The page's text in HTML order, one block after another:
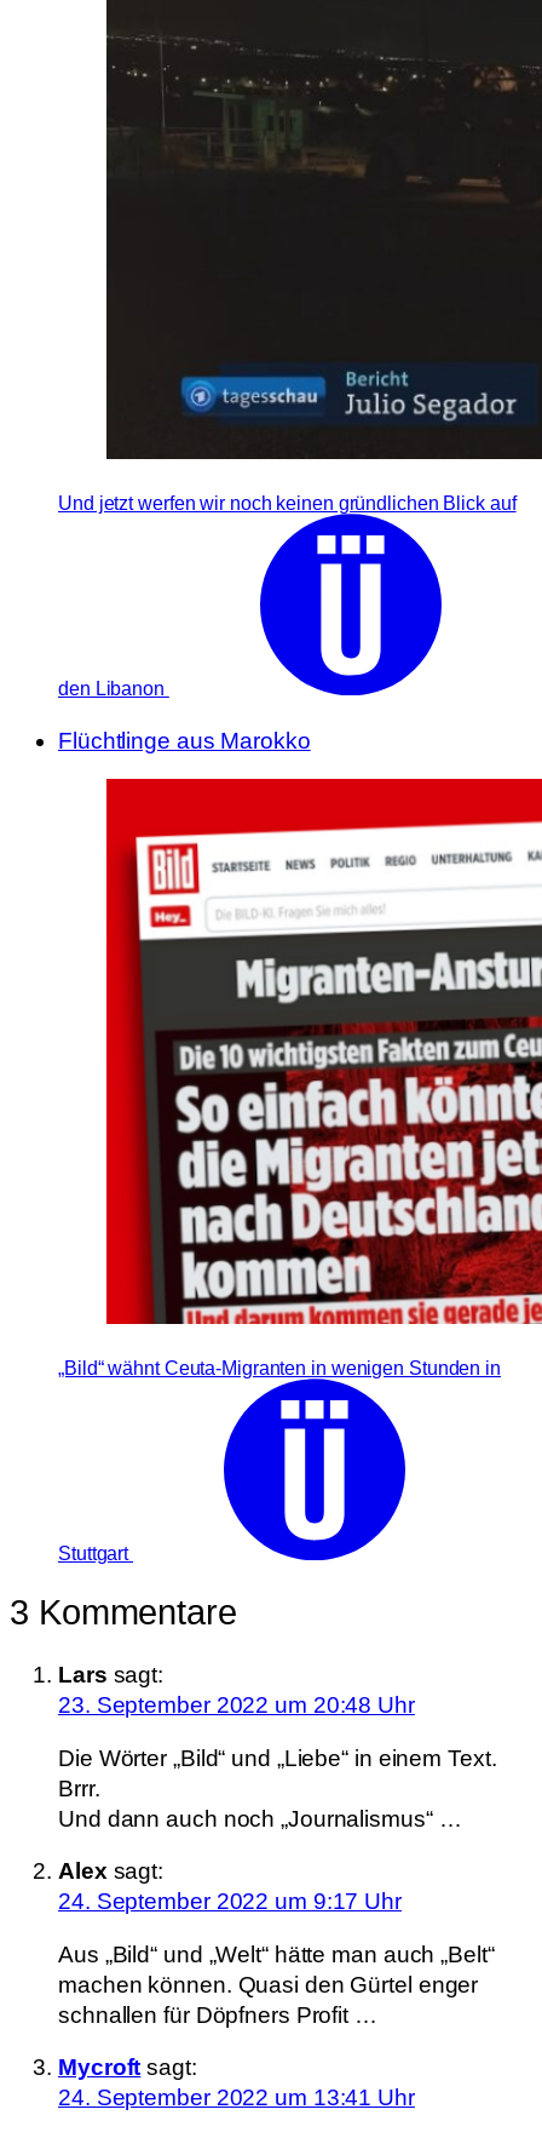
Und jetzt werfen wir noch keinen gründlichen Blick auf
den Libanon
Flüchtlinge aus Marokko
„Bild“ wähnt Ceuta-Migranten in wenigen Stunden in
Stuttgart
3 Kommentare
Lars sagt:
23. September 2022 um 20:48 Uhr
Die Wörter „Bild“ und „Liebe“ in einem Text.
Brrr.
Und dann auch noch „Journalismus“ …
Alex sagt:
24. September 2022 um 9:17 Uhr
Aus „Bild“ und „Welt“ hätte man auch „Belt“
machen können. Quasi den Gürtel enger
schnallen für Döpfners Profit …
Mycroft sagt:
24. September 2022 um 13:41 Uhr